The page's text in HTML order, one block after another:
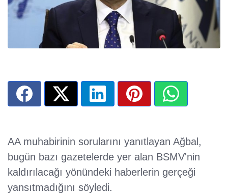
AA muhabirinin sorularını yanıtlayan Ağbal,
bugün bazı gazetelerde yer alan BSMV'nin
kaldırılacağı yönündeki haberlerin gerçeği
yansıtmadığını söyledi.